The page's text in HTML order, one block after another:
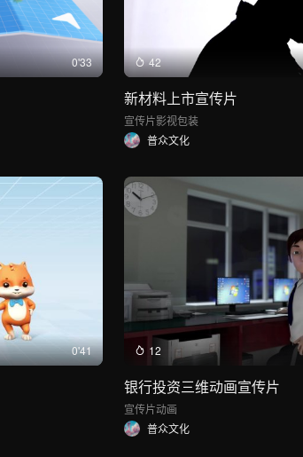
0'33 42
新材料上市宣传片
宣传片影视包装
普众文化
0'41 12
银行投资三维动画宣传片
宣传片动画
普众文化